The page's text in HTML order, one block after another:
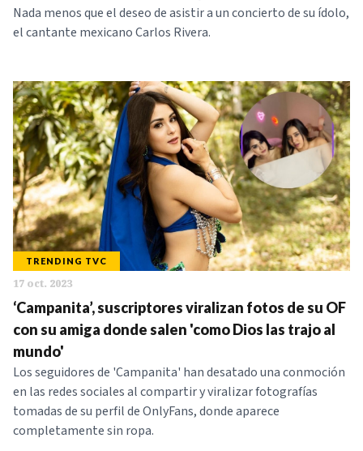
Nada menos que el deseo de asistir a un concierto de su ídolo,
el cantante mexicano Carlos Rivera.
TRENDING TVC
17 oct. 2023
‘Campanita’, suscriptores viralizan fotos de su OF
con su amiga donde salen 'como Dios las trajo al
mundo'
Los seguidores de 'Campanita' han desatado una conmoción
en las redes sociales al compartir y viralizar fotografías
tomadas de su perfil de OnlyFans, donde aparece
completamente sin ropa.